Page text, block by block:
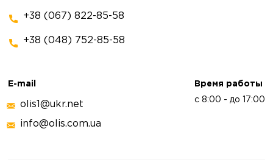
+38 (067) 822-85-58
+38 (048) 752-85-58
E-mail
olis1@ukr.net
info@olis.com.ua
Время работы
с 8:00 - до 17:00